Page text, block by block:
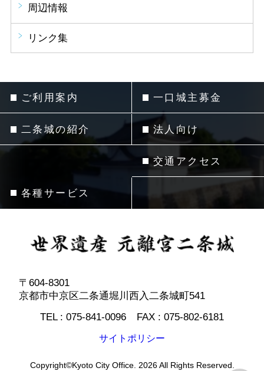
周辺情報
リンク集
ご利用案内
二条城の紹介
各種サービス
一口城主募金
法人向け
交通アクセス
〒604-8301
京都市中京区二条通堀川西入二条城町541
TEL : 075-841-0096 FAX :075-802-6181
サイトポリシー
Copyright©Kyoto City Office. 2026 All Rights Reserved.